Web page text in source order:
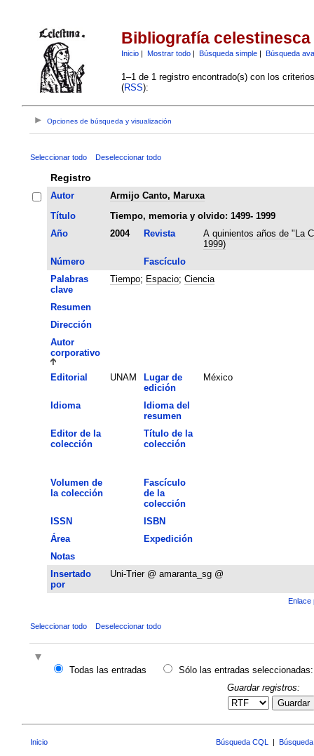
Bibliografía celestinesca
Inicio| Mostrar todo| Búsqueda simple| Búsqueda
1–1 de 1 registro encontrado(s) con los
(RSS):
Opciones de búsqueda y visualización
Seleccionar todo Deseleccionar todo
Registro
Autor
Armijo Canto, Maruxa
Título
Tiempo, memoria y olvido: 1499- 1999
Año
2004 Revista
A quinientos años de "La
1999)
Número
Fascículo
Palabras
clave
Tiempo; Espacio; Ciencia
Resumen
Dirección
Autor
corporativo
Editorial UNAM
Lugar de
edición
México
Idioma
Idioma del
resumen
Editor de la
colección
Título de la
colección
Volumen de
la colección
Fascículo
de la
colección
ISSN
ISBN
Área
Expedición
Notas
Insertado
por
Uni-Trier @ amaranta_sg @
Enlace
Seleccionar todo Deseleccionar todo
Todas las entradas
Sólo las entradas seleccionadas:
Guardar registros:
Guardar
Inicio Búsqueda CQL